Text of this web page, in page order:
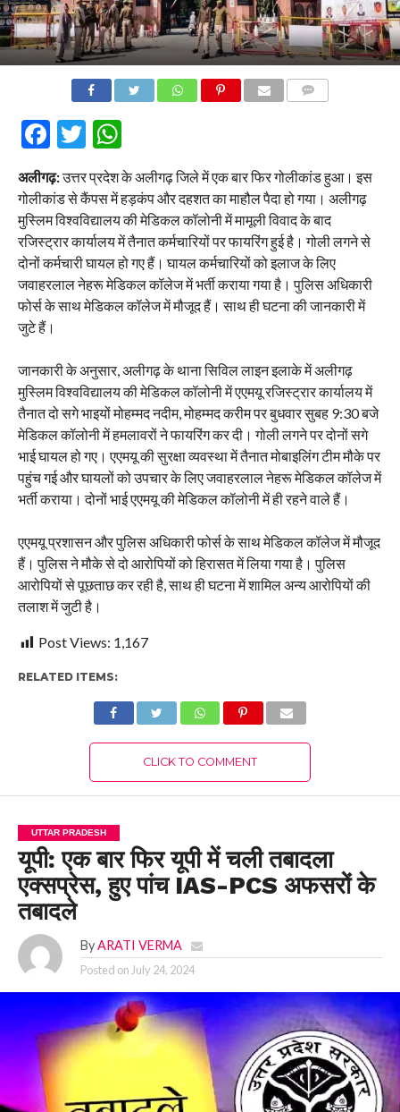
Facebook
Twitter
WhatsApp
अलीगढ़:उत्तर प्रदेश के अलीगढ़ जिले में एक बार फिर गोलीकांड हुआ। इस
गोलीकांड से कैंपस में हड़कंप और दहशत का माहौल पैदा हो गया। अलीगढ़
मुस्लिम विश्वविद्यालय की मेडिकल कॉलोनी में मामूली विवाद के बाद
रजिस्ट्रार कार्यालय में तैनात कर्मचारियों पर फायरिंग हुई है। गोली लगने से
दोनों कर्मचारी घायल हो गए हैं। घायल कर्मचारियों को इलाज के लिए
जवाहरलाल नेहरू मेडिकल कॉलेज में भर्ती कराया गया है। पुलिस अधिकारी
फोर्स के साथ मेडिकल कॉलेज में मौजूद हैं। साथ ही घटना की जानकारी में
जुटे हैं।
जानकारी के अनुसार, अलीगढ़ के थाना सिविल लाइन इलाके में अलीगढ़
मुस्लिम विश्वविद्यालय की मेडिकल कॉलोनी में एएमयू रजिस्ट्रार कार्यालय में
तैनात दो सगे भाइयों मोहम्मद नदीम, मोहम्मद करीम पर बुधवार सुबह 9:30 बजे
मेडिकल कॉलोनी में हमलावरों ने फायरिंग कर दी। गोली लगने पर दोनों सगे
भाई घायल हो गए। एएमयू की सुरक्षा व्यवस्था में तैनात मोबाइलिंग टीम मौके पर
पहुंच गई और घायलों को उपचार के लिए जवाहरलाल नेहरू मेडिकल कॉलेज में
भर्ती कराया। दोनों भाई एएमयू की मेडिकल कॉलोनी में ही रहने वाले हैं।
एएमयू प्रशासन और पुलिस अधिकारी फोर्स के साथ मेडिकल कॉलेज में मौजूद
हैं। पुलिस ने मौके से दो आरोपियों को हिरासत में लिया गया है। पुलिस
आरोपियों से पूछताछ कर रही है, साथ ही घटना में शामिल अन्य आरोपियों की
तलाश में जुटी है।
Post Views: 1,167
RELATED ITEMS:
CLICK TO COMMENT
UTTAR PRADESH
यूपी: एक बार फिर यूपी में चली तबादला
एक्सप्रेस, हुए पांच IAS-PCS अफसरों के
तबादले
By ARATI VERMA
Posted on July 24, 2024